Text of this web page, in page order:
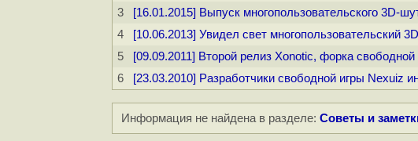
3
[16.01.2015] Выпуск многопользовательского 3D-
4
[10.06.2013] Увидел свет многопользовательский
5
[09.09.2011] Второй релиз Xonotic, форка
6
[23.03.2010] Разработчики свободной игры Nexuiz
Информация не найдена в разделе: Советы и